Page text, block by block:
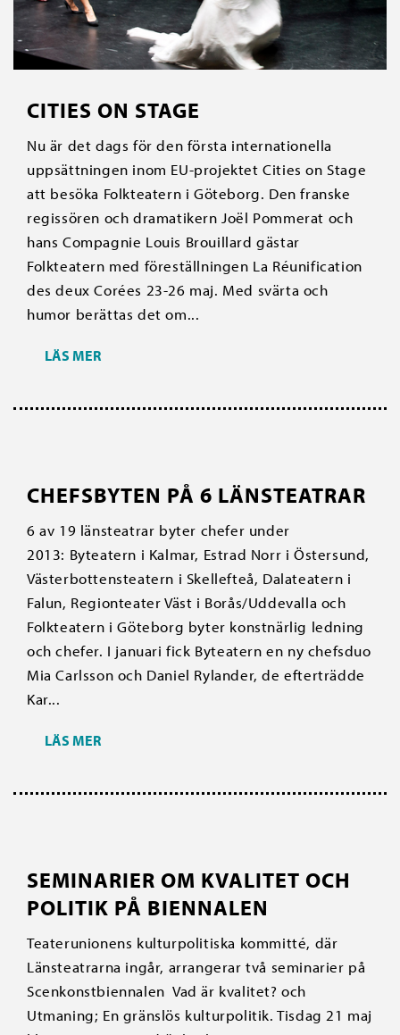
CITIES ON STAGE
Nu är det dags för den första internationella
uppsättningen inom EU-projektet Cities on Stage
att besöka Folkteatern i Göteborg. Den franske
regissören och dramatikern Joël Pommerat och
hans Compagnie Louis Brouillard gästar
Folkteatern med föreställningen La Réunification
des deux Corées 23-26 maj. Med svärta och
humor berättas det om...
LÄS MER
CHEFSBYTEN PÅ 6 LÄNSTEATRAR
6 av 19 länsteatrar byter chefer under
2013: Byteatern i Kalmar, Estrad Norr i Östersund,
Västerbottensteatern i Skellefteå, Dalateatern i
Falun, Regionteater Väst i Borås/Uddevalla och
Folkteatern i Göteborg byter konstnärlig ledning
och chefer. I januari fick Byteatern en ny chefsduo
Mia Carlsson och Daniel Rylander, de efterträdde
Kar...
LÄS MER
SEMINARIER OM KVALITET OCH
POLITIK PÅ BIENNALEN
Teaterunionens kulturpolitiska kommitté, där
Länsteatrarna ingår, arrangerar två seminarier på
Scenkonstbiennalen Vad är kvalitet? och
Utmaning; En gränslös kulturpolitik. Tisdag 21 maj